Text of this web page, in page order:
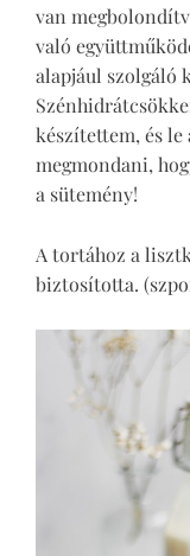
van
való
alapjául szolgáló
készítettem, és
megmondani,
a sütemény!
A tortához a
biztosította.